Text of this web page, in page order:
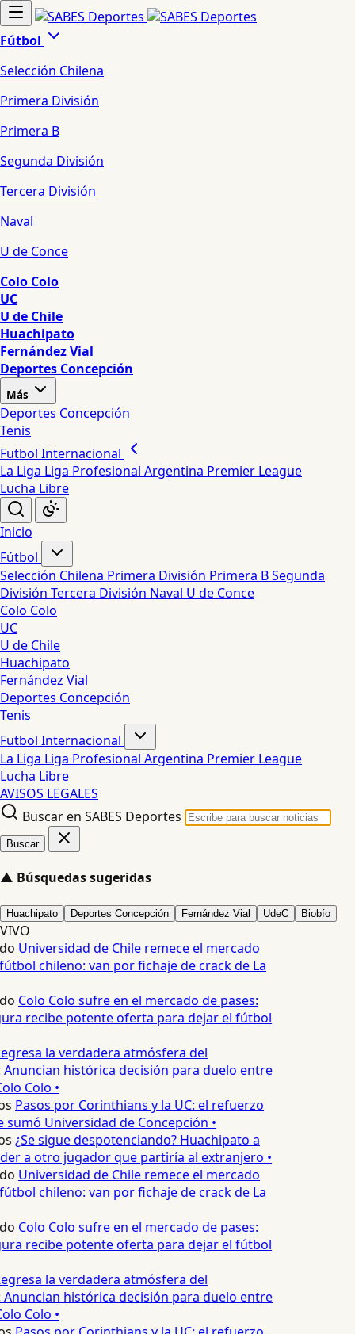
Fútbol
Selección Chilena
Primera División
Primera B
Segunda División
Tercera División
Naval
U de Conce
Colo Colo
UC
U de Chile
Huachipato
Fernández Vial
Deportes Concepción
Más
Deportes Concepción
Tenis
Futbol Internacional
La Liga Liga Profesional Argentina Premier League
Lucha Libre
Inicio
Fútbol
Selección Chilena Primera División Primera BSegunda
División Tercera División Naval U de Conce
Colo Colo
UC
U de Chile
Huachipato
Fernández Vial
Deportes Concepción
Tenis
Futbol Internacional
La Liga Liga Profesional Argentina Premier League
Lucha Libre
AVISOS LEGALES
Buscar en SABES Deportes
Buscar
▲ Búsquedas sugeridas
Huachipato Deportes Concepción Fernández Vial UdeC Biobío
VIVO
Universidad de Chile remece el mercado
chileno: van por fichaje de crack de La
Colo Colo sufre en el mercado de pases:
recibe potente oferta para dejar el fútbol
la verdadera atmósfera del
histórica decisión para duelo entre
Colo •
Pasos por Corinthians y la UC: el refuerzo
Universidad de Concepción •
¿Se sigue despotenciando? Huachipato a
a otro jugador que partiría al extranjero •
Universidad de Chile remece el mercado
chileno: van por fichaje de crack de La
Colo Colo sufre en el mercado de pases:
recibe potente oferta para dejar el fútbol
la verdadera atmósfera del
histórica decisión para duelo entre
Colo •